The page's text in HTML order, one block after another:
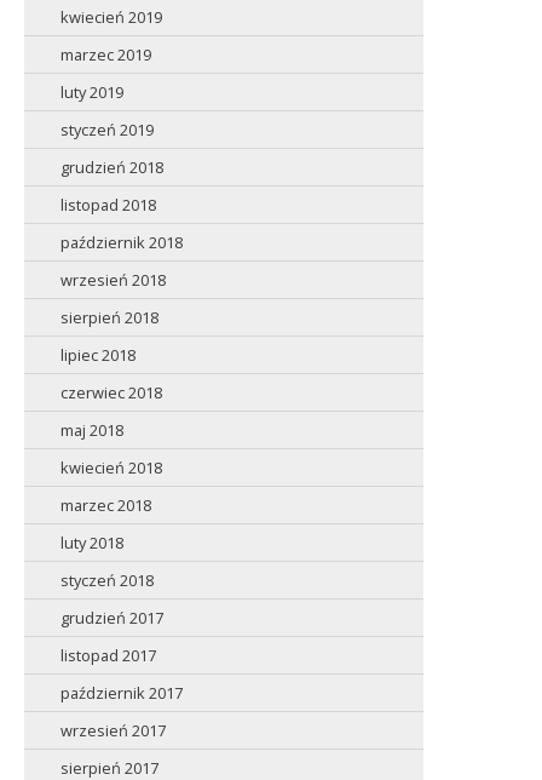
kwiecień 2019
marzec 2019
luty 2019
styczeń 2019
grudzień 2018
listopad 2018
październik 2018
wrzesień 2018
sierpień 2018
lipiec 2018
czerwiec 2018
maj 2018
kwiecień 2018
marzec 2018
luty 2018
styczeń 2018
grudzień 2017
listopad 2017
październik 2017
wrzesień 2017
sierpień 2017